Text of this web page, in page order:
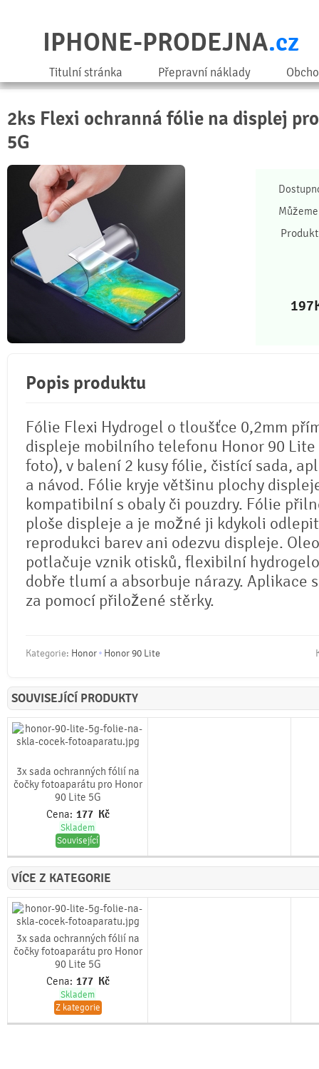
IPHONE-PRODEJNA.cz
Titulní stránka Přepravní náklady
2ks Flexi ochranná fólie na displej
5G
197
Popis produktu
Fólie Flexi Hydrogel o tloušťce 0,2mm
displeje mobilního telefonu Honor 90
foto), v balení 2 kusy fólie, čistící sada,
a návod. Fólie kryje většinu plochy
kompatibilní s obaly či pouzdry. Fólie
ploše displeje a je možné ji kdykoli
reprodukci barev ani odezvu displeje.
potlačuje vznik otisků, flexibilní
dobře tlumí a absorbuje nárazy. Aplikace
za pomocí přiložené stěrky.
Kategorie: Honor Honor 90 Lite
SOUVISEJÍCÍ PRODUKTY
3x sada ochranných fólií na
čočky fotoaparátu pro Honor
90 Lite 5G
Cena: 177 Kč
Skladem
Související
VÍCE Z KATEGORIE
3x sada ochranných fólií na
čočky fotoaparátu pro Honor
90 Lite 5G
Cena: 177 Kč
Skladem
Z kategorie